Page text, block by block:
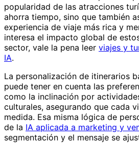
popularidad de las atracciones
ahorra tiempo, sino que también
experiencia de viaje más rica y
interesa el impacto global de
sector, vale la pena leer viajes y
IA.
La personalización de itinerarios
puede tener en cuenta las
como la inclinación por
culturales, asegurando que cada
medida. Esa misma lógica de
de la IA aplicada a marketing y
segmentación y el mensaje se